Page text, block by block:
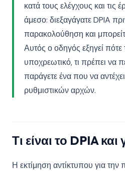
κατά τους ελέγχους και τις
άμεσο: διεξαγάγατε DPIA
παρακολούθηση και
Αυτός ο οδηγός εξηγεί πότε
υποχρεωτικό, τι πρέπει να
παράγετε ένα που να
ρυθμιστικών αρχών.
Τι είναι το DPIA και
Η εκτίμηση αντίκτυπου για